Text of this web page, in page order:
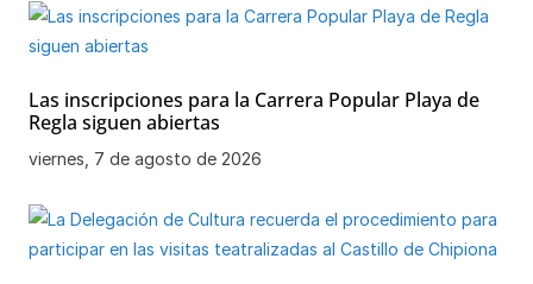
Las inscripciones para la Carrera Popular Playa de
Regla siguen abiertas
viernes, 7 de agosto de 2026